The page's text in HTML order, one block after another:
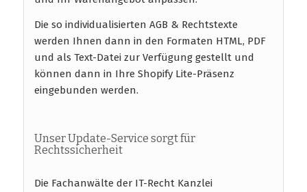
Die so individualisierten AGB & Rechtstexte
werden Ihnen dann in den Formaten HTML, PDF
und als Text-Datei zur Verfügung gestellt und
können dann in Ihre Shopify Lite-Präsenz
eingebunden werden.
Unser Update-Service sorgt für
Rechtssicherheit
Die Fachanwälte der IT-Recht Kanzlei